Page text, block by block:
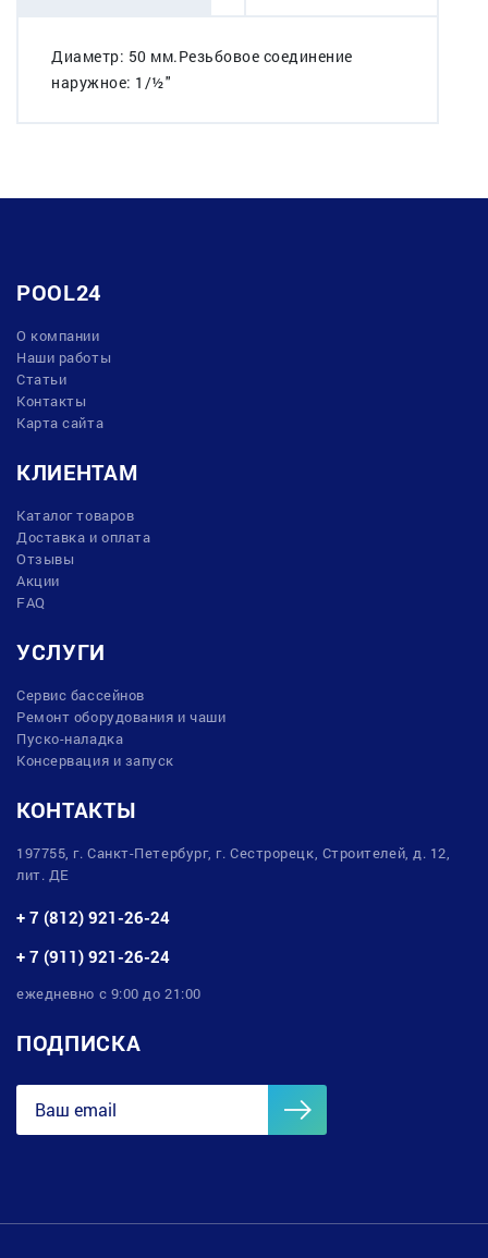
Диаметр: 50 мм.Резьбовое соединение
наружное: 1/½"
POOL24
О компании
Наши работы
Статьи
Контакты
Карта сайта
КЛИЕНТАМ
Каталог товаров
Доставка и оплата
Отзывы
Акции
FAQ
УСЛУГИ
Сервис бассейнов
Ремонт оборудования и чаши
Пуско-наладка
Консервация и запуск
КОНТАКТЫ
197755, г. Санкт-Петербург, г. Сестрорецк, Строителей, д. 12,
лит. ДЕ
+ 7 (812) 921-26-24
+ 7 (911) 921-26-24
ежедневно с 9:00 до 21:00
ПОДПИСКА